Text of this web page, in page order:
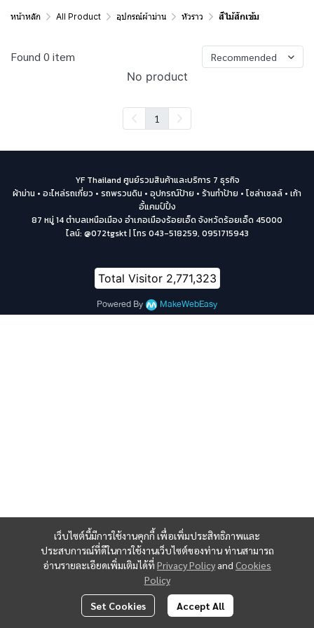
หน้าหลัก All Product อุปกรณ์ผ้าม่าน หัวราว สีไม้สักเข้ม
Found 0 item Recommended
No product
1
เว็บไซต์นี้มีการใช้งานคุกกี้ เพื่อเพิ่มประสิทธิภาพและ
ประสบการณ์ที่ดีในการใช้งานเว็บไซต์ของท่าน ท่านสามารถ
อ่านรายละเอียดเพิ่มเติมได้ที่ Privacy Policy and Cookies
Policy
Set Cookies Accept All
YF Thailand ศูนย์รวมสินค้าและบริการ 7 ธุรกิจ
ผ้าม่าน • อะไหล่รถเกี่ยว • รถพรวนดิน • อุปกรณ์ป้าย • ร้านทำป้าย • โซล่าเซลล์ • เก้า
อี้แคมป์ปิ้ง
87 หมู่ 14 ตำบลเหนือเมือง อำเภอเมืองร้อยเอ็ด จังหวัดร้อยเอ็ด 45000
ไลน์: @072tgskt | โทร 043-518259, 0951715943
Total Visitor 2,771,323
Powered By MakeWebEasy